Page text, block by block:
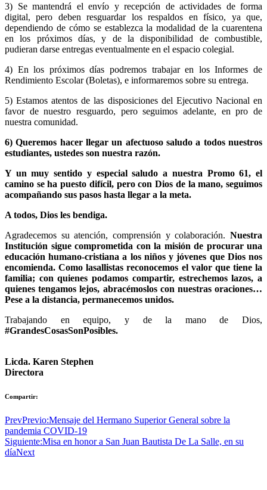
3) Se mantendrá el envío y recepción de actividades de forma
digital, pero deben resguardar los respaldos en físico, ya que,
dependiendo de cómo se establezca la modalidad de la cuarentena
en los próximos días, y de la disponibilidad de combustible,
pudieran darse entregas eventualmente en el espacio colegial.
4) En los próximos días podremos trabajar en los Informes de
Rendimiento Escolar (Boletas), e informaremos sobre su entrega.
5) Estamos atentos de las disposiciones del Ejecutivo Nacional en
favor de nuestro resguardo, pero seguimos adelante, en pro de
nuestra comunidad.
6) Queremos hacer llegar un afectuoso saludo a todos nuestros
estudiantes, ustedes son nuestra razón.
Y un muy sentido y especial saludo a nuestra Promo 61, el
camino se ha puesto difícil, pero con Dios de la mano, seguimos
acompañando sus pasos hasta llegar a la meta.
A todos, Dios les bendiga.
Agradecemos su atención, comprensión y colaboración. Nuestra
Institución sigue comprometida con la misión de procurar una
educación humano-cristiana a los niños y jóvenes que Dios nos
encomienda.Como lasallistas reconocemos el valor que tiene la
familia; con quienes podamos compartir, estrechemos lazos, a
quienes tengamos lejos, abracémoslos con nuestras oraciones…
Pese a la distancia, permanecemos unidos.
Trabajando en equipo, y de la mano de Dios,
#GrandesCosasSonPosibles.
Licda. Karen Stephen
Directora
Compartir:
PrevPrevio:Mensaje del Hermano Superior General sobre la
pandemia COVID-19
Siguiente:Misa en honor a San Juan Bautista De La Salle, en su
díaNext